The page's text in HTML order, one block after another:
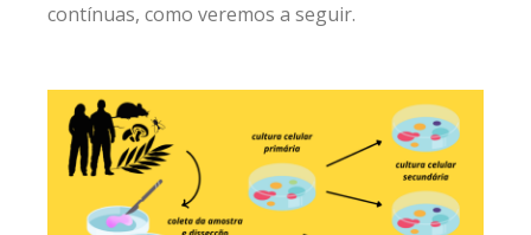
contínuas, como veremos a seguir.